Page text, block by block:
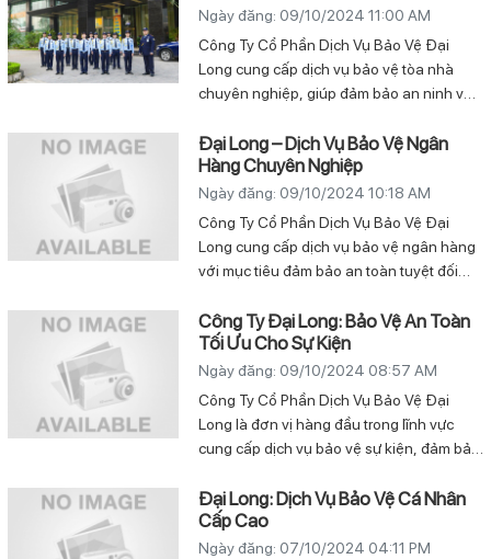
Ngày đăng: 09/10/2024 11:00 AM
Công Ty Cổ Phần Dịch Vụ Bảo Vệ Đại
Long cung cấp dịch vụ bảo vệ tòa nhà
chuyên nghiệp, giúp đảm bảo an ninh và
chung cư, trung tâm thương mại, và khu
phức hợp. Đội ngũ bảo vệ của Đại Long
được đào tạo bài bản để giám sát chặt
chẽ và phòng ngừa các rủi ro tiềm ẩn, đảm
bảo rằng tài sản, cư dân và nhân viên
trong tòa nhà luôn được bảo vệ ở mức tối
Đại Long – Dịch Vụ Bảo Vệ Ngân
Hàng Chuyên Nghiệp
Ngày đăng: 09/10/2024 10:18 AM
Công Ty Cổ Phần Dịch Vụ Bảo Vệ Đại
Long cung cấp dịch vụ bảo vệ ngân hàng
với mục tiêu đảm bảo an toàn tuyệt đối
của họ. Với những đặc thù riêng của môi
trường ngân hàng, yêu cầu bảo mật và an
ninh luôn ở mức cao, Đại Long đã xây
dựng các giải pháp bảo vệ chuyên biệt,
ứng dụng công nghệ hiện đại và quy trình
bảo vệ nghiêm ngặt để ngăn ngừa các rủi
rối.
Công Ty Đại Long: Bảo Vệ An Toàn
Tối Ưu Cho Sự Kiện
Ngày đăng: 09/10/2024 08:57 AM
Công Ty Cổ Phần Dịch Vụ Bảo Vệ Đại
Long là đơn vị hàng đầu trong lĩnh vực
cung cấp dịch vụ bảo vệ sự kiện, đảm bảo
nhỏ. Với đội ngũ bảo vệ chuyên nghiệp,
được đào tạo bài bản cùng các phương
pháp và công nghệ hiện đại, Đại Long
Đại Long: Dịch Vụ Bảo Vệ Cá Nhân
Cấp Cao
Ngày đăng: 07/10/2024 04:11 PM